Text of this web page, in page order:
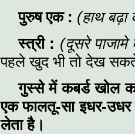
पुरुष एक : (हाथ बढ़ा
स्त्री : (दूसरे
पहले खुद भी तो देख
गुस्से में कबर्ड खोल
एक फालतू-सा इधर-उधर
लेता है।